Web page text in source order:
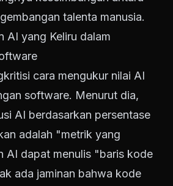
talenta manusia.
AI yang Keliru dalam
cara mengukur nilai AI
software. Menurut dia,
AI berdasarkan persentase
adalah "metrik yang
AI dapat menulis "baris kode
ada jaminan bahwa kode